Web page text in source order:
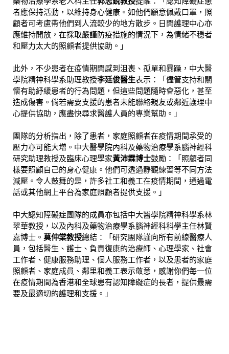
者應保持活動，以維持身心健康。如他們願意佩戴口罩，照
顧者可考慮帶他們到人流較少的地方散步。日間護理中心亦
應維持開放，在採取嚴謹防疫措施的情況下，為情緒不穩者
和壓力太大的照顧者提供協助。」
此外，不少患者在疫情期間感到沮喪、孤單和暴躁，中大醫
學院精神科學系助理教授李廷俊醫生表示：「儘管支持和關
懷有助紓緩患者的行為問題，但這些問題隨時會惡化，甚至
造成傷害。倘若需要支援的患者未能聯絡親友或鄰近護理中
心提供協助，應盡快尋求醫護人員的專業幫助。」
團隊的分析指出，除了患者，家庭照顧者在疫情期間承受的
壓力亦可能大增。中大醫學院內科及藥物治療學系腦神經科
研究助理教授及臨床心理學家黃沛霖博士鼓勵：「照顧者同
樣要照顧自己的身心健康。他們可透過靜觀練習等不同方法
減壓。令人鼓舞的是，許多社工和義工在疫情期間，通過電
話或其他網上平台為家庭照顧者提供支援。」
中大認知障礙症團隊的成員亦包括中大醫學院精神科學系林
翠華教授，以及內科及藥物治療學系腦神經科科學主任林賢
嘉博士。 莫仲棠教授總結：「研究團隊謹向所有前線醫療人
員，包括醫生、護士、負責復康的治療師、心理學家、社會
工作者、健康服務助理、個人服務工作者，以及患者的家庭
照顧者、家庭成員、鄰里和義工表示敬意，感謝你們每一位
在疫情期間為香港和全球患有認知障礙症的長者，提供最需
要及最適切的護理和支援。」